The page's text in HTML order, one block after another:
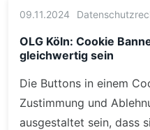
09.11.2024
OLG Köln: Cookie
gleichwertig sein
Die Buttons in einem
Zustimmung und
ausgestaltet sein, dass